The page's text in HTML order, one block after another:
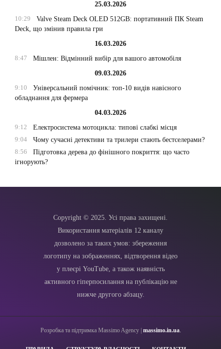
25.03.2026
10:29
Valve Steam Deck OLED 512GB: портативний ПК Steam
Deck, що змінив правила гри
16.03.2026
8:47
Мішлен: Відмінний вибір для вашого автомобіля
09.03.2026
9:10
Універсальний помічник: топ-10 видів навісного
обладнання для фермера
04.03.2026
9:12
Електросистема мотоцикла: типові слабкі місця
9:04
Чому сучасні детективи та трилери стають бестселерами?
8:56
Підготовка дерева до фінішного покриття: що часто
ігнорують?
Copyright © 2025. Усі права захищені.
Використання матеріалів 12 каналу
дозволено за таких умов: збереження
логотипу на зображеннях, відтворення відео
у плеєрі YouTube, а також наявність
активного гіперпосилання на публікацію не
нижче другого абзацу.
Розробка та підтримка Massimo Agency | massimo.in.ua.